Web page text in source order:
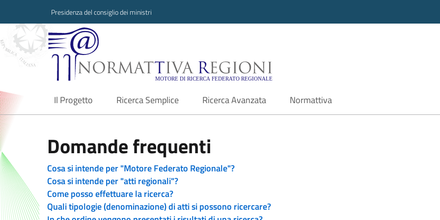
Presidenza del consiglio dei ministri
Normattiva Regioni - Motore di ricerca
Il Progetto
current Ricerca Semplice Ricerca Avanzata Normattiva
Domande frequenti
Cosa si intende per "Motore Federato Regionale"?
Cosa si intende per "atti regionali"?
Come posso effettuare la ricerca?
Quali tipologie (denominazione) di atti si possono ricercare?